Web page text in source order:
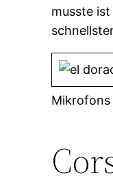
musste
Mikrofons